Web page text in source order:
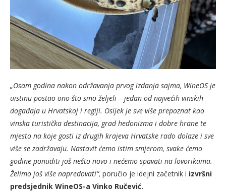
„Osam godina nakon održavanja prvog izdanja sajma, WineOS je
uistinu postao ono što smo željeli – jedan od najvećih vinskih
događaja u Hrvatskoj i regiji. Osijek je sve više prepoznat kao
vinska turistička destinacija, grad hedonizma i dobre hrane te
mjesto na koje gosti iz drugih krajeva Hrvatske rado dolaze i sve
više se zadržavaju. Nastavit ćemo istim smjerom, svake ćemo
godine ponuditi još nešto novo i nećemo spavati na lovorikama.
Želimo još više napredovati“, poručio je idejni začetnik i izvršni
predsjednik WineOS-a Vinko Ručević.